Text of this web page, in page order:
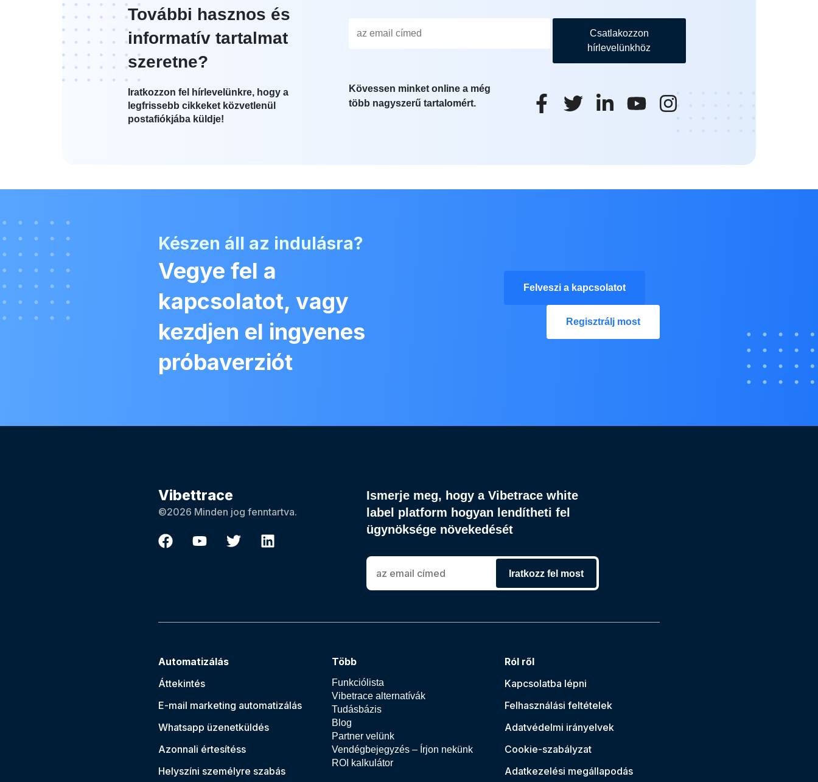
További hasznos és
informatív tartalmat
szeretne?
Iratkozzon fel hírlevelünkre, hogy a
legfrissebb cikkeket közvetlenül
postafiókjába küldje!
Csatlakozzon
hírlevelünkhöz
Kövessen minket online a még
több nagyszerű tartalomért.
Készen áll az indulásra?
Vegye fel a
kapcsolatot, vagy
kezdjen el ingyenes
próbaverziót
Felveszi a kapcsolatot
Regisztrálj most
Vibettrace
©2026 Minden jog fenntartva.
Ismerje meg, hogy a Vibetrace white
label platform hogyan lendítheti fel
ügynöksége növekedését
Iratkozz fel most
Automatizálás
Áttekintés
E-mail marketing automatizálás
Whatsapp üzenetküldés
Azonnali értesítéss
Helyszíni személyre szabás
Több
Funkciólista
Vibetrace alternatívák
Tudásbázis
Blog
Partner velünk
Vendégbejegyzés – Írjon nekünk
ROI kalkulátor
Ról ről
Kapcsolatba lépni
Felhasználási feltételek
Adatvédelmi irányelvek
Cookie-szabályzat
Adatkezelési megállapodás